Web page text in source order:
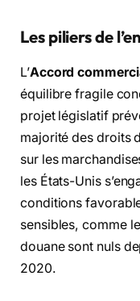
Les piliers de
L’Accord
équilibre fragile
projet législatif
majorité des droits
sur les
les États-Unis
conditions
sensibles, comme
douane sont nuls
2020.